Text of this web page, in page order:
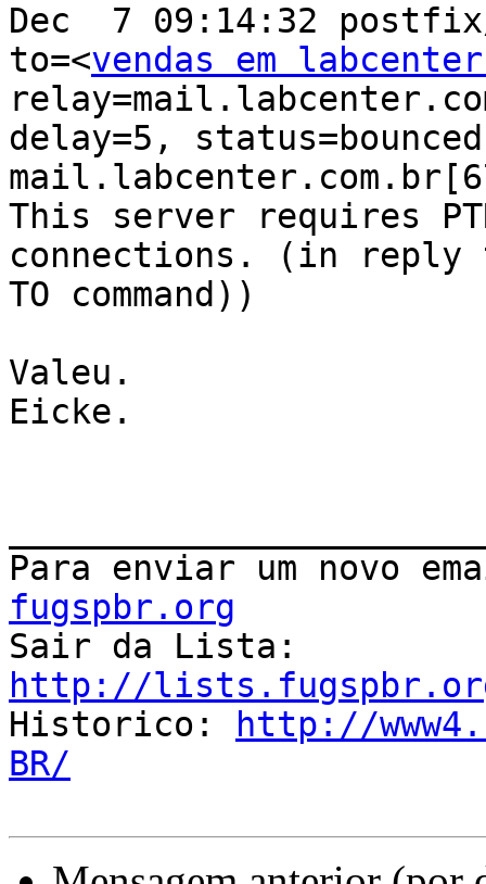
Dec  7 09:14:32
to=<vendas em
delay=5,
This server requires
connections. (in reply
TO command))
Valeu.
Eicke.
Para enviar um novo
fugspbr.org
http://
Historico:
http://
BR/